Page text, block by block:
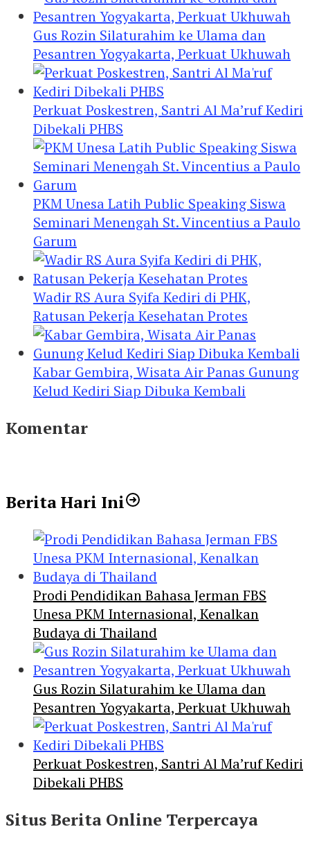
Gus Rozin Silaturahim ke Ulama dan
Pesantren Yogyakarta, Perkuat Ukhuwah
Perkuat Poskestren, Santri Al Ma’ruf Kediri
Dibekali PHBS
PKM Unesa Latih Public Speaking Siswa
Seminari Menengah St. Vincentius a Paulo
Garum
Wadir RS Aura Syifa Kediri di PHK,
Ratusan Pekerja Kesehatan Protes
Kabar Gembira, Wisata Air Panas Gunung
Kelud Kediri Siap Dibuka Kembali
Komentar
Berita Hari Ini
Prodi Pendidikan Bahasa Jerman FBS
Unesa PKM Internasional, Kenalkan
Budaya di Thailand
Gus Rozin Silaturahim ke Ulama dan
Pesantren Yogyakarta, Perkuat Ukhuwah
Perkuat Poskestren, Santri Al Ma’ruf Kediri
Dibekali PHBS
Situs Berita Online Terpercaya